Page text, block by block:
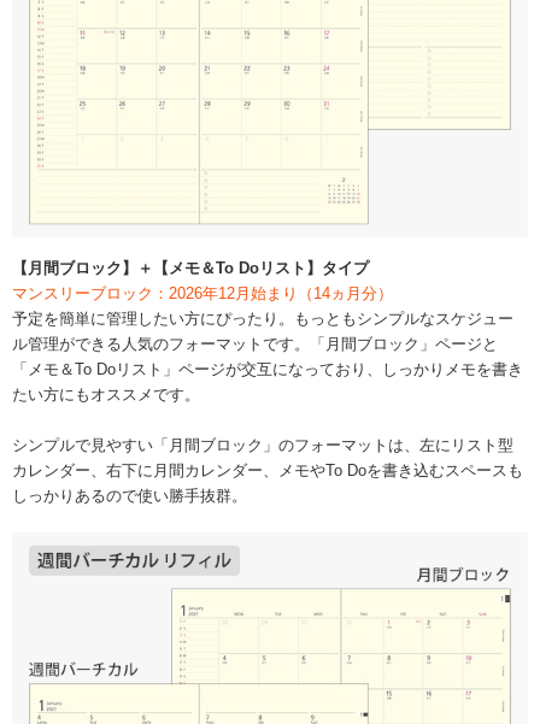
【月間ブロック】＋【メモ＆To Doリスト】タイプ
マンスリーブロック：2026年12月始まり（14ヵ月分）
予定を簡単に管理したい方にぴったり。もっともシンプルなスケジュー
ル管理ができる人気のフォーマットです。「月間ブロック」ページと
「メモ＆To Doリスト」ページが交互になっており、しっかりメモを書き
たい方にもオススメです。
シンプルで見やすい「月間ブロック」のフォーマットは、左にリスト型
カレンダー、右下に月間カレンダー、メモやTo Doを書き込むスペースも
しっかりあるので使い勝手抜群。